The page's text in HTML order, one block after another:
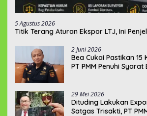
5 Agustus 2026
Titik Terang Aturan Ekspor LTJ, Ini
2 Juni 2026
‎Bea Cukai Pastikan 15
PT PMM Penuhi Syarat
29 Mei 2026
‎Dituding Lakukan
Satgas Trisakti, PT